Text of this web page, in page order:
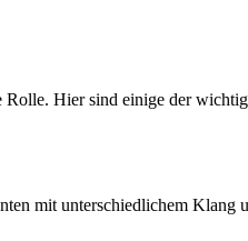
Hier sind einige der
mit unterschiedlichem Klang